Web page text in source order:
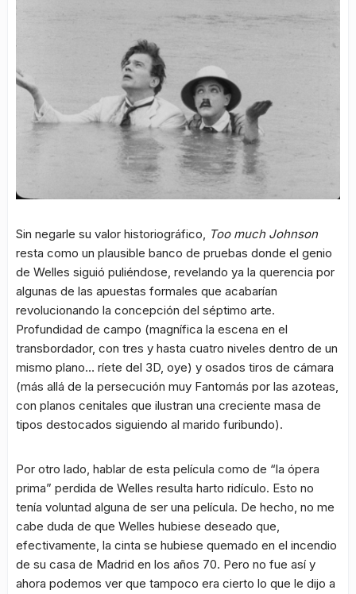
Sin negarle su valor historiográfico, Too much Johnson
resta como un plausible banco de pruebas donde el genio
de Welles siguió puliéndose, revelando ya la querencia por
algunas de las apuestas formales que acabarían
revolucionando la concepción del séptimo arte.
Profundidad de campo (magnífica la escena en el
transbordador, con tres y hasta cuatro niveles dentro de un
mismo plano… ríete del 3D, oye) y osados tiros de cámara
(más allá de la persecución muy Fantomás por las azoteas,
con planos cenitales que ilustran una creciente masa de
tipos destocados siguiendo al marido furibundo).
Por otro lado, hablar de esta película como de “la ópera
prima” perdida de Welles resulta harto ridículo. Esto no
tenía voluntad alguna de ser una película. De hecho, no me
cabe duda de que Welles hubiese deseado que,
efectivamente, la cinta se hubiese quemado en el incendio
de su casa de Madrid en los años 70. Pero no fue así y
ahora podemos ver que tampoco era cierto lo que le dijo a